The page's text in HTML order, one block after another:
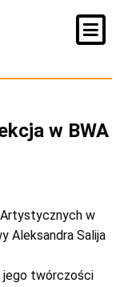
w BWA
w
Aleksandra Salija
twórczości